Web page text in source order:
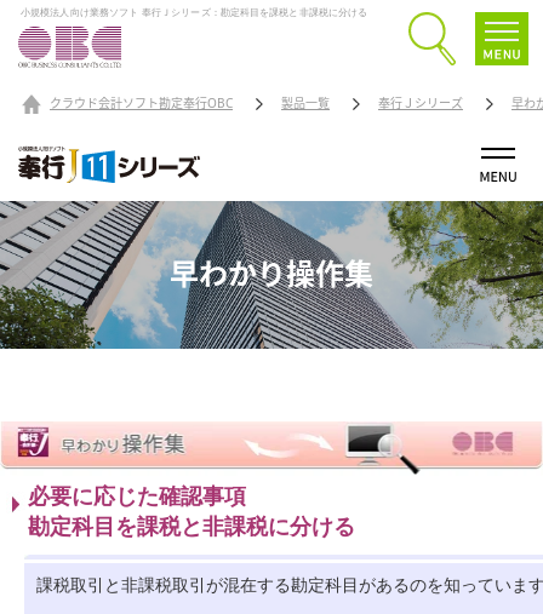
小規模法人向け業務ソフト 奉行Ｊシリーズ：勘定科目を課税と非課税に分ける
クラウド会計ソフト勘定奉行OBC 製品一覧 奉行Ｊシリーズ 早わ
早わかり操作集
必要に応じた確認事項
勘定科目を課税と非課税に分ける
課税取引と非課税取引が混在する勘定科目があるのを知っていま